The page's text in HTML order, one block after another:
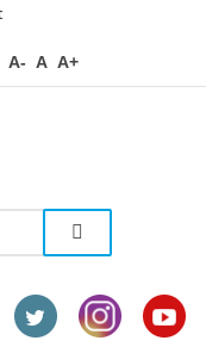
A- A A+